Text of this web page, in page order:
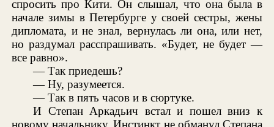
спросить про Кити. Он слышал, что она была в
начале зимы в Петербурге у своей сестры, жены
дипломата, и не знал, вернулась ли она, или нет,
но раздумал расспрашивать. «Будет, не будет —
все равно».
— Так приедешь?
— Ну, разумеется.
— Так в пять часов и в сюртуке.
И Степан Аркадьич встал и пошел вниз к
новому начальнику. Инстинкт не обманул Степана